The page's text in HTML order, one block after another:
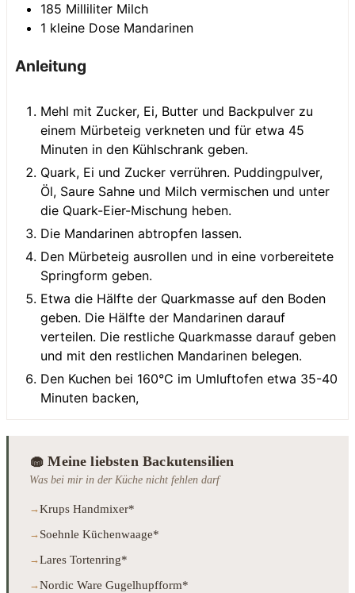
185 Milliliter Milch
1 kleine Dose Mandarinen
Anleitung
Mehl mit Zucker, Ei, Butter und Backpulver zu
einem Mürbeteig verkneten und für etwa 45
Minuten in den Kühlschrank geben.
Quark, Ei und Zucker verrühren. Puddingpulver,
Öl, Saure Sahne und Milch vermischen und unter
die Quark-Eier-Mischung heben.
Die Mandarinen abtropfen lassen.
Den Mürbeteig ausrollen und in eine vorbereitete
Springform geben.
Etwa die Hälfte der Quarkmasse auf den Boden
geben. Die Hälfte der Mandarinen darauf
verteilen. Die restliche Quarkmasse darauf geben
und mit den restlichen Mandarinen belegen.
Den Kuchen bei 160°C im Umluftofen etwa 35-40
Minuten backen,
🧁 Meine liebsten Backutensilien
Was bei mir in der Küche nicht fehlen darf
Krups Handmixer*
Soehnle Küchenwaage*
Lares Tortenring*
Nordic Ware Gugelhupfform*